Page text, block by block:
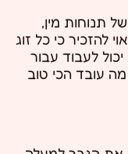
תנוחות מין,
להזכיר כי כל זוג
לעבוד עבור
עובד הכי טוב